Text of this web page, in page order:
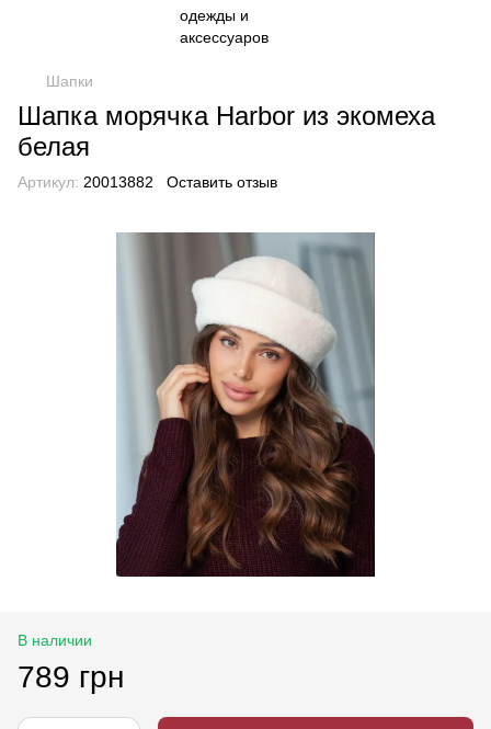
Шапки
Шапка морячка Harbor из экомеха
белая
Артикул: 20013882 Оставить отзыв
В наличии
789 грн